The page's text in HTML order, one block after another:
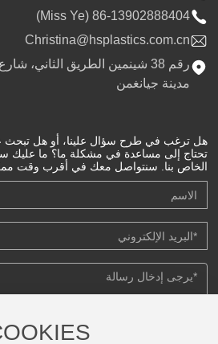
86-13902888404 (Miss Ye)
Christina@hsplastics.com.cn
رقم 38 شينمين الطريق الثاني،
مدينة جيانغمن
هل ترغب في طرح سؤال علينا، أو هل
تحتاج إلى مساعدة في مشكلة ما؟ ما عليك
الخاص بنا. سنتواصل معك في أقرب وقت